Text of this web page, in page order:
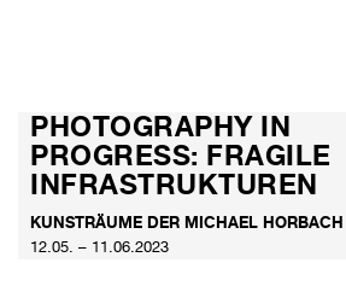
PHOTOGRAPHY IN
PROGRESS: FRAGILE
INFRASTRUKTUREN
KUNSTRÄUME DER MICHAEL
12.05. – 11.06.2023